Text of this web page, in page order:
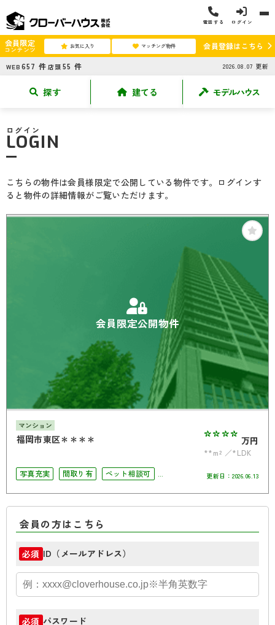
電話する ログイン
会員限定
コンテンツ お気に入り マッチング物件 会員登録はこちら
WEB 657 件 店頭 55 件 2026.08.07 更新
探す 建てる モデルハウス
ログイン
LOGIN
こちらの物件は会員様限定で公開している物件です。ログインす
ると物件の詳細情報がご覧いただけます。
会員限定公開物件
マンション
福岡市東区＊＊＊＊ **** 万円
**m²
*LDK
写真充実
間取り有
ペット相談可
更新日： 2026.06.13
会員の方はこちら
必須 ID（メールアドレス）
必須 パスワード